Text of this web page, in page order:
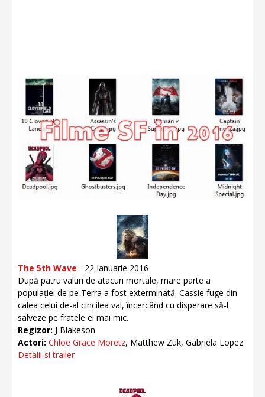
The 5th Wave - 22 Ianuarie 2016
După patru valuri de atacuri mortale, mare parte a
populației de pe Terra a fost exterminată. Cassie fuge din
calea celui de-al cincilea val, încercând cu disperare să-l
salveze pe fratele ei mai mic.
Regizor: J Blakeson
Actori: Chloe Grace Moretz, Matthew Zuk, Gabriela Lopez
Detalii si trailer